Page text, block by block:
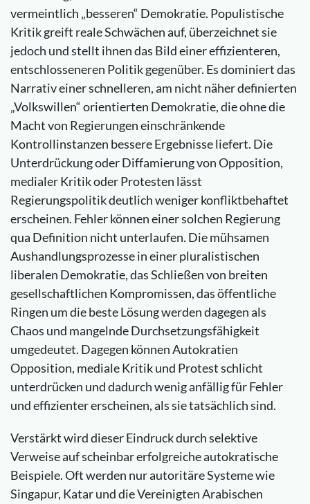
vermeintlich „besseren“ Demokratie. Populistische
Kritik greift reale Schwächen auf, überzeichnet sie
jedoch und stellt ihnen das Bild einer effizienteren,
entschlosseneren Politik gegenüber. Es dominiert das
Narrativ einer schnelleren, am nicht näher definierten
„Volkswillen“ orientierten Demokratie, die ohne die
Macht von Regierungen einschränkende
Kontrollinstanzen bessere Ergebnisse liefert. Die
Unterdrückung oder Diffamierung von Opposition,
medialer Kritik oder Protesten lässt
Regierungspolitik deutlich weniger konfliktbehaftet
erscheinen. Fehler können einer solchen Regierung
qua Definition nicht unterlaufen. Die mühsamen
Aushandlungsprozesse in einer pluralistischen
liberalen Demokratie, das Schließen von breiten
gesellschaftlichen Kompromissen, das öffentliche
Ringen um die beste Lösung werden dagegen als
Chaos und mangelnde Durchsetzungsfähigkeit
umgedeutet. Dagegen können Autokratien
Opposition, mediale Kritik und Protest schlicht
unterdrücken und dadurch wenig anfällig für Fehler
und effizienter erscheinen, als sie tatsächlich sind.
Verstärkt wird dieser Eindruck durch selektive
Verweise auf scheinbar erfolgreiche autokratische
Beispiele. Oft werden nur autoritäre Systeme wie
Singapur, Katar und die Vereinigten Arabischen